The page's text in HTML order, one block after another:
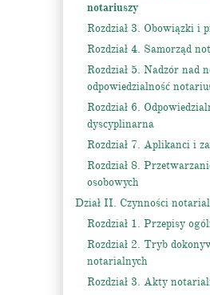
notariuszy
Rozdział 3. Obowiązki i
Rozdział 4. Samorząd
Rozdział 5. Nadzór nad
odpowiedzialność
Rozdział 6.
dyscyplinarna
Rozdział 7. Aplikanci i
Rozdział 8.
osobowych
Dział II. Czynności
Rozdział 1. Przepisy
Rozdział 2. Tryb
notarialnych
Rozdział 3. Akty